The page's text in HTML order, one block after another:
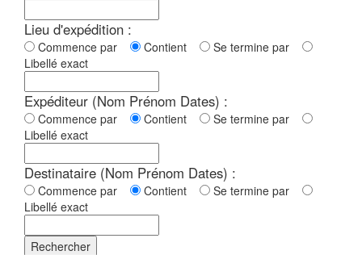
Lieu d'expédition :
Commence par Contient
Se termine par
Libellé exact
Expéditeur (Nom Prénom Dates) :
Commence par Contient
Se termine par
Libellé exact
Destinataire (Nom Prénom Dates) :
Commence par Contient
Se termine par
Libellé exact
Rechercher